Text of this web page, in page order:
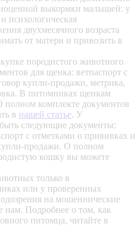
выкормки малышей: у
психологическая
двухмесячного возраста
от матери и привозить в
породистого животного
для щенка: ветпаспорт с
купли-продажи, метрика,
В питомниках щенкам
комплекте документов
в нашей статье. У
следующие документы:
с отметками о прививках и
продажи. О полном
кошку вы можете
только в
или у проверенных
на мошеннические
нам. Подробнее о том, как
питомца, читайте в